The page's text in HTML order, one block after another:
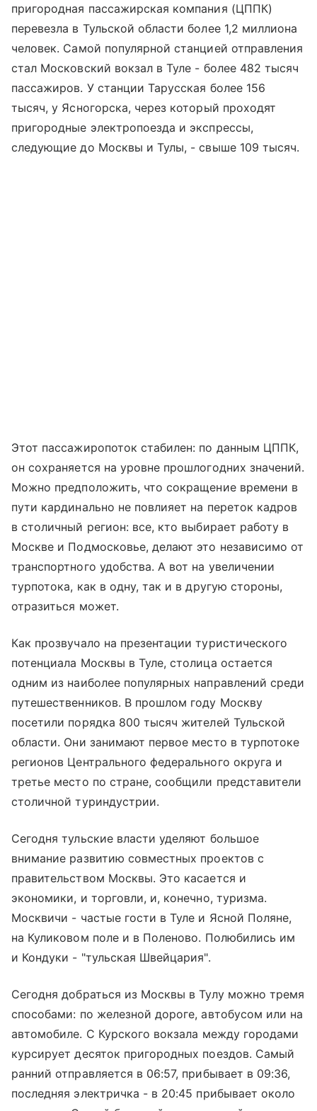
пригородная пассажирская компания (ЦППК)
перевезла в Тульской области более 1,2 миллиона
человек. Самой популярной станцией отправления
стал Московский вокзал в Туле - более 482 тысяч
пассажиров. У станции Тарусская более 156
тысяч, у Ясногорска, через который проходят
пригородные электропоезда и экспрессы,
следующие до Москвы и Тулы, - свыше 109 тысяч.
Этот пассажиропоток стабилен: по данным ЦППК,
он сохраняется на уровне прошлогодних значений.
Можно предположить, что сокращение времени в
пути кардинально не повлияет на переток кадров
в столичный регион: все, кто выбирает работу в
Москве и Подмосковье, делают это независимо от
транспортного удобства. А вот на увеличении
турпотока, как в одну, так и в другую стороны,
отразиться может.
Как прозвучало на презентации туристического
потенциала Москвы в Туле, столица остается
одним из наиболее популярных направлений среди
путешественников. В прошлом году Москву
посетили порядка 800 тысяч жителей Тульской
области. Они занимают первое место в турпотоке
регионов Центрального федерального округа и
третье место по стране, сообщили представители
столичной туриндустрии.
Сегодня тульские власти уделяют большое
внимание развитию совместных проектов с
правительством Москвы. Это касается и
экономики, и торговли, и, конечно, туризма.
Москвичи - частые гости в Туле и Ясной Поляне,
на Куликовом поле и в Поленово. Полюбились им
и Кондуки - "тульская Швейцария".
Сегодня добраться из Москвы в Тулу можно тремя
способами: по железной дороге, автобусом или на
автомобиле. С Курского вокзала между городами
курсирует десяток пригородных поездов. Самый
ранний отправляется в 06:57, прибывает в 09:36,
последняя электричка - в 20:45 прибывает около